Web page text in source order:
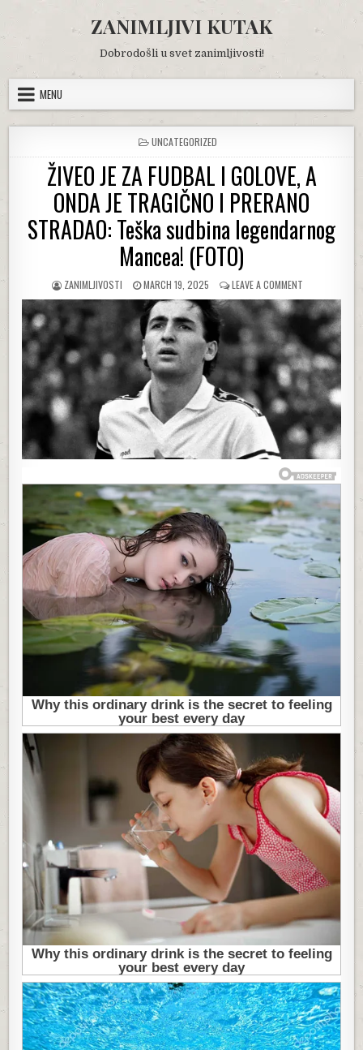
content
ZANIMLJIVI KUTAK
Dobrodošli u svet zanimljivosti!
MENU
POSTED
IN
UNCATEGORIZED
ŽIVEO JE ZA FUDBAL I GOLOVE, A
ONDA JE TRAGIČNO I PRERANO
STRADAO: Teška sudbina legendarnog
Mancea! (FOTO)
AUTHOR:
ZANIMLJIVOSTI
PUBLISHED
DATE:
MARCH 19, 2025 LEAVE A COMMENT
ŽIVEO
JE
FUDBAL
I
GOLOVE,
A
ONDA
JE
TRAGIČNO
I
PRERANO
STRADAO:
TEŠKA
SUDBINA
LEGENDARNOG
MANCEA!
(FOTO)